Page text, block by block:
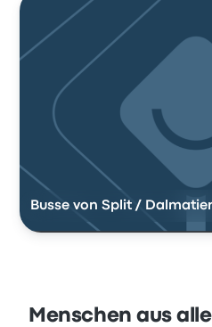
Busse von Split /
Menschen aus